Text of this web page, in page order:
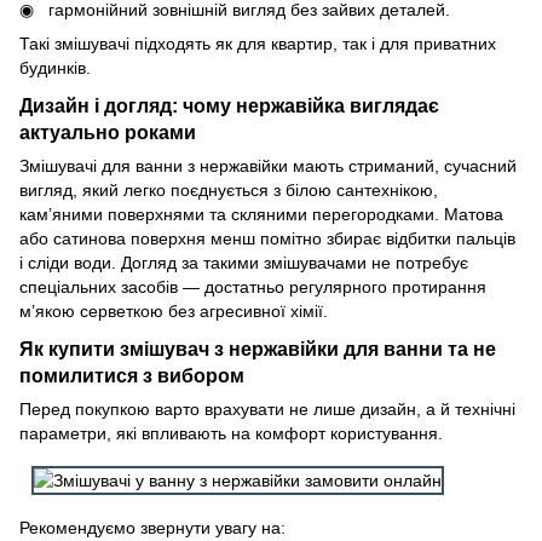
гармонійний зовнішній вигляд без зайвих деталей.
Такі змішувачі підходять як для квартир, так і для приватних
будинків.
Дизайн і догляд: чому нержавійка виглядає
актуально роками
Змішувачі для ванни з нержавійки мають стриманий, сучасний
вигляд, який легко поєднується з білою сантехнікою,
кам’яними поверхнями та скляними перегородками. Матова
або сатинова поверхня менш помітно збирає відбитки пальців
і сліди води. Догляд за такими змішувачами не потребує
спеціальних засобів — достатньо регулярного протирання
м’якою серветкою без агресивної хімії.
Як купити змішувач з нержавійки для ванни та не
помилитися з вибором
Перед покупкою варто врахувати не лише дизайн, а й технічні
параметри, які впливають на комфорт користування.
Рекомендуємо звернути увагу на: